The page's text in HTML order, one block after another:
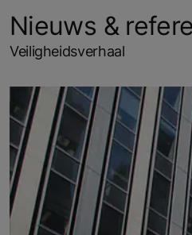
Nieuws &
Veiligheidsverhaal